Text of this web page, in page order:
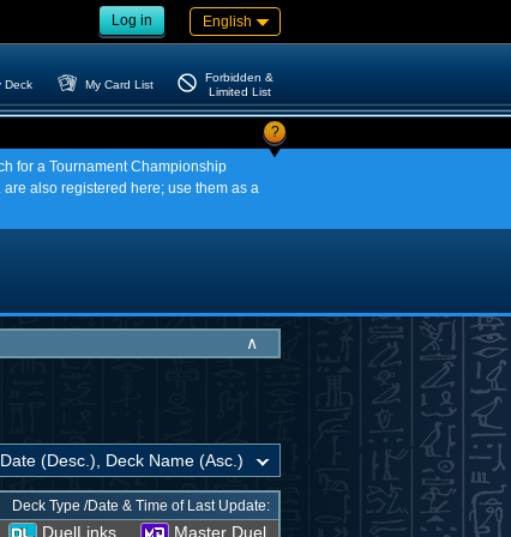
Log in English
Deck My Card List
Forbidden &
Limited List
?
for a Tournament Championship
also registered here; use them as a
∧
Deck Type /Date & Time of Last Update:
DuelLinks Master Duel